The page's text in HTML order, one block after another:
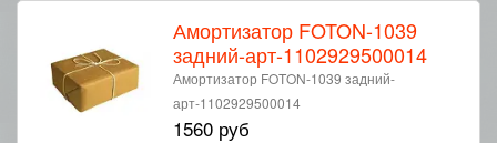
Амортизатор FOTON-1039
задний-арт-1102929500014
Амортизатор FOTON-1039 задний-
арт-1102929500014
1560 руб